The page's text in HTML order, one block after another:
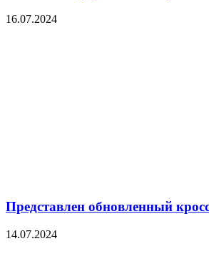
16.07.2024
Представлен обновленный
14.07.2024